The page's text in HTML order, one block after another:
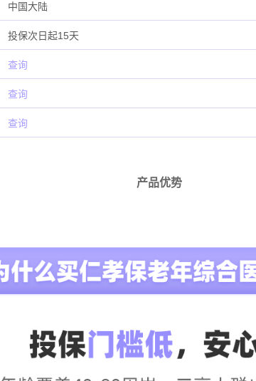
中国大陆
投保次日起15天
查询
查询
查询
产品优势